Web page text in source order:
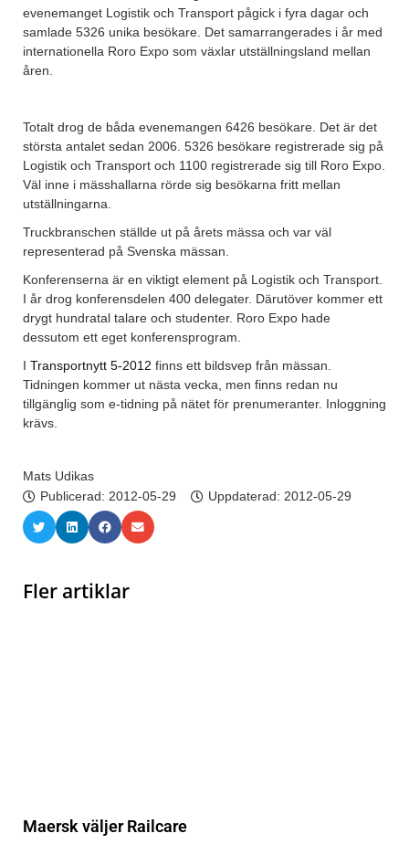
evenemanget Logistik och Transport pågick i fyra dagar och
samlade 5326 unika besökare. Det samarrangerades i år med
internationella Roro Expo som växlar utställningsland mellan
åren.
Totalt drog de båda evenemangen 6426 besökare. Det är det
största antalet sedan 2006. 5326 besökare registrerade sig på
Logistik och Transport och 1100 registrerade sig till Roro Expo.
Väl inne i mässhallarna rörde sig besökarna fritt mellan
utställningarna.
Truckbranschen ställde ut på årets mässa och var väl
representerad på Svenska mässan.
Konferenserna är en viktigt element på Logistik och Transport.
I år drog konferensdelen 400 delegater. Därutöver kommer ett
drygt hundratal talare och studenter. Roro Expo hade
dessutom ett eget konferensprogram.
I Transportnytt 5-2012 finns ett bildsvep från mässan.
Tidningen kommer ut nästa vecka, men finns redan nu
tillgänglig som e-tidning på nätet för prenumeranter. Inloggning
krävs.
Mats Udikas
Publicerad: 2012-05-29 Uppdaterad: 2012-05-29
Fler artiklar
Maersk väljer Railcare